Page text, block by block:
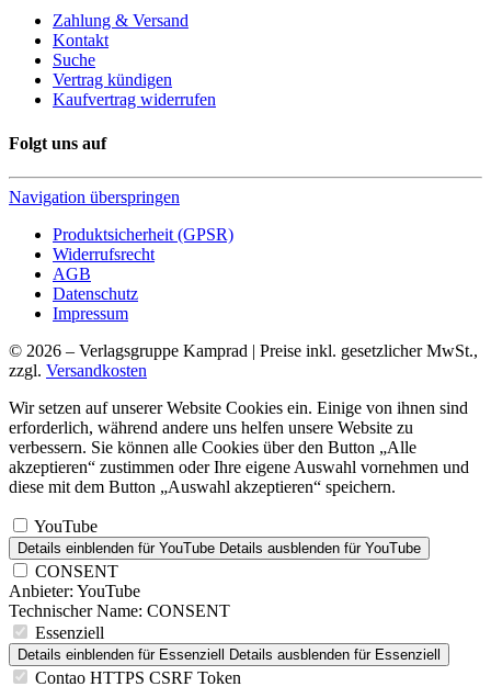
Zahlung & Versand
Kontakt
Suche
Vertrag kündigen
Kaufvertrag widerrufen
Folgt uns auf
Navigation überspringen
Produktsicherheit (GPSR)
Widerrufsrecht
AGB
Datenschutz
Impressum
© 2026 – Verlagsgruppe Kamprad | Preise inkl. gesetzlicher MwSt.,
zzgl. Versandkosten
Wir setzen auf unserer Website Cookies ein. Einige von ihnen sind
erforderlich, während andere uns helfen unsere Website zu
verbessern. Sie können alle Cookies über den Button „Alle
akzeptieren“ zustimmen oder Ihre eigene Auswahl vornehmen und
diese mit dem Button „Auswahl akzeptieren“ speichern.
YouTube
Details einblenden für YouTube Details ausblenden für YouTube
CONSENT
Anbieter: YouTube
Technischer Name: CONSENT
Essenziell
Details einblenden für Essenziell Details ausblenden für Essenziell
Contao HTTPS CSRF Token